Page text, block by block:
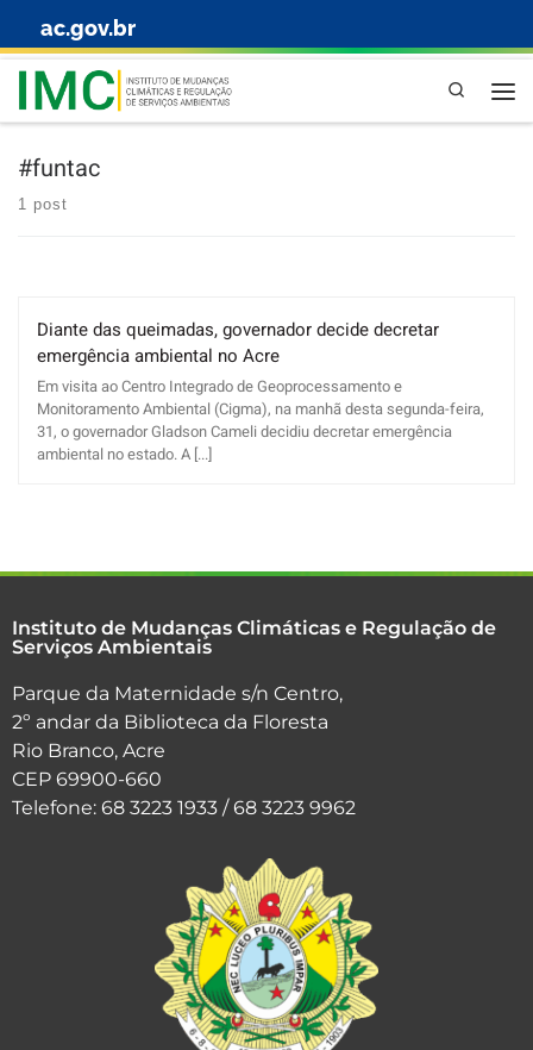
Skip to content
ac.gov.br
Pesquisa
#funtac
1 post
Diante das queimadas, governador decide decretar
emergência ambiental no Acre
Em visita ao Centro Integrado de Geoprocessamento e
Monitoramento Ambiental (Cigma), na manhã desta segunda-feira,
31, o governador Gladson Cameli decidiu decretar emergência
ambiental no estado. A [...]
Instituto de Mudanças Climáticas e Regulação de
Serviços Ambientais
Parque da Maternidade s/n Centro,
2º andar da Biblioteca da Floresta
Rio Branco, Acre
CEP 69900-660
Telefone: 68 3223 1933 / 68 3223 9962